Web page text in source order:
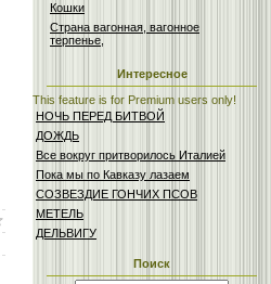
Кошки
Страна вагонная, вагонное
терпенье,
Интересное
This feature is for Premium users only!
НОЧЬ ПЕРЕД БИТВОЙ
ДОЖДЬ
Все вокруг притворилось Италией
Пока мы по Кавказу лазаем
СОЗВЕЗДИЕ ГОНЧИХ ПСОВ
МЕТЕЛЬ
ДЕЛЬВИГУ
Поиск